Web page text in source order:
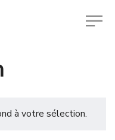
à votre sélection.